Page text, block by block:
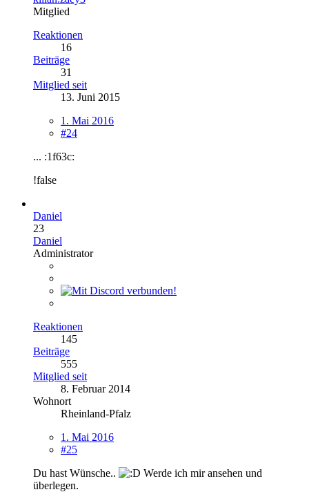
Mitglied
Reaktionen
16
Beiträge
31
Mitglied seit
13. Juni 2015
1. Mai 2016
#24
... :1f63c:
!false
Daniel
23
Daniel
Administrator
Reaktionen
145
Beiträge
555
Mitglied seit
8. Februar 2014
Wohnort
Rheinland-Pfalz
1. Mai 2016
#25
Du hast Wünsche..
Werde ich mir ansehen und
überlegen.